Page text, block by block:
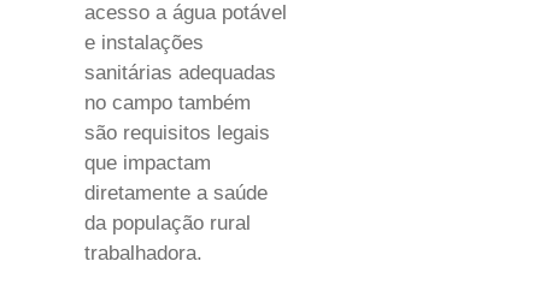
acesso a água potável
e instalações
sanitárias adequadas
no campo também
são requisitos legais
que impactam
diretamente a saúde
da população rural
trabalhadora.